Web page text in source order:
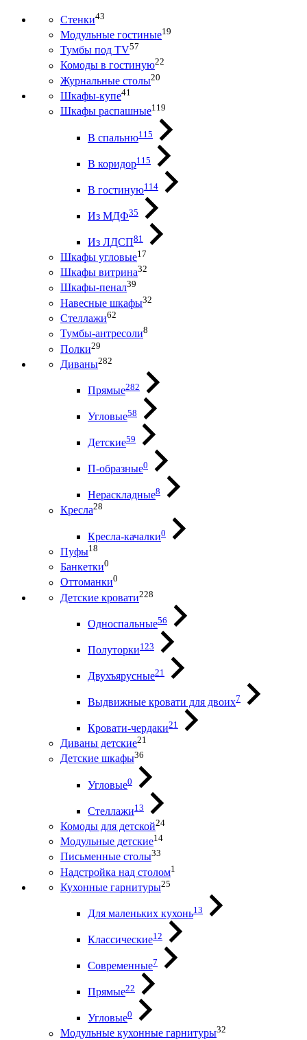
Стенки43
Модульные гостиные19
Тумбы под ТV57
Комоды в гостиную22
Журнальные столы20
Шкафы-купе41
Шкафы распашные119
В спальню115
В коридор115
В гостиную114
Из МДФ35
Из ЛДСП81
Шкафы угловые17
Шкафы витрина32
Шкафы-пенал39
Навесные шкафы32
Стеллажи62
Тумбы-антресоли8
Полки29
Диваны282
Прямые282
Угловые58
Детские59
П-образные0
Нераскладные8
Кресла28
Кресла-качалки0
Пуфы18
Банкетки0
Оттоманки0
Детские кровати228
Односпальные56
Полуторки123
Двухъярусные21
Выдвижные кровати для двоих7
Кровати-чердаки21
Диваны детские21
Детские шкафы36
Угловые0
Стеллажи13
Комоды для детской24
Модульные детские14
Письменные столы33
Надстройка над столом1
Кухонные гарнитуры25
Для маленьких кухонь13
Классические12
Современные7
Прямые22
Угловые0
Модульные кухонные гарнитуры32